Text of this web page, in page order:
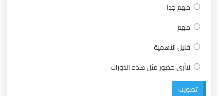
مهم جدا
مهم
قليل الأهمية
لاأرى حضور مثل هذه الدورات
تصويت